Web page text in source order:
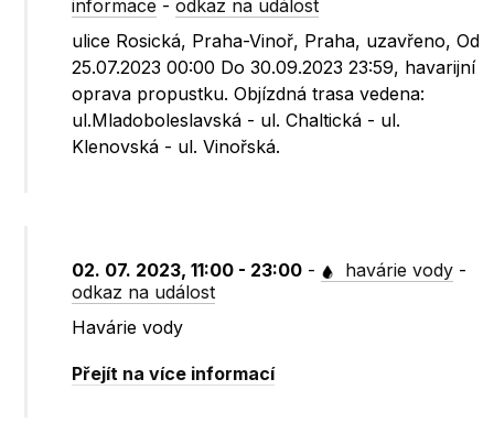
informace -odkaz na událost
ulice Rosická, Praha-Vinoř, Praha, uzavřeno, Od
25.07.2023 00:00 Do 30.09.2023 23:59, havarijní
oprava propustku. Objízdná trasa vedena:
ul.Mladoboleslavská - ul. Chaltická - ul.
Klenovská - ul. Vinořská.
02. 07. 2023, 11:00 - 23:00 - havárie vody -
odkaz na událost
Havárie vody
Přejít na více informací